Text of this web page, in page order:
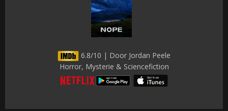
6.8/10 | Door Jordan Peele
Horror, Mysterie & Sciencefiction